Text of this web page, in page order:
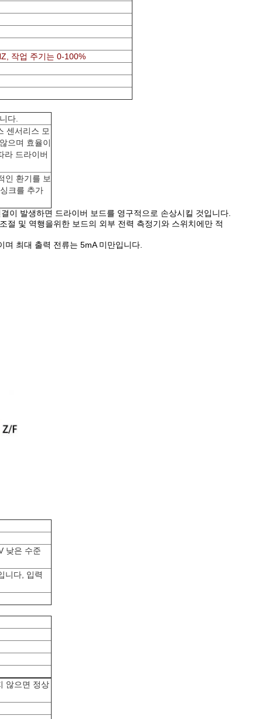
작업 주기는 0-100%
다.
센서리스 모
으며 효율이
라 드라이버
인 환기를 보
크를 추가
이 발생하면 드라이버 보드를 영구적으로 손상시킬 것입니다.
절 및 역행을위한 보드의 외부 전력 측정기와 스위치에만 적
최대 출력 전류는 5mA 미만입니다.
낮은 수준
니다, 입력
않으면 정상